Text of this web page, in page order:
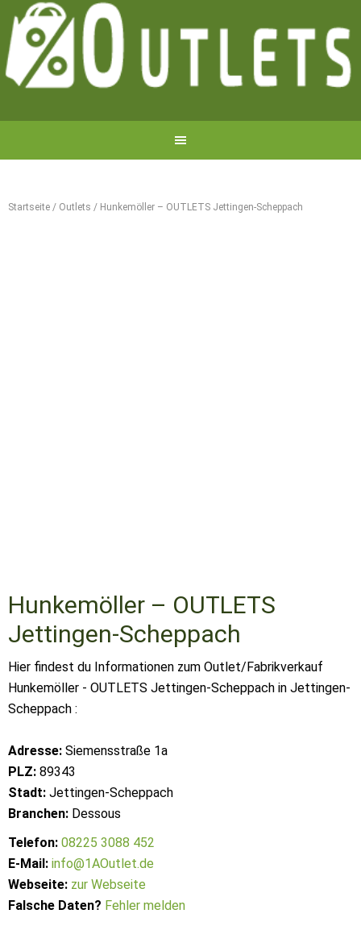
Startseite / Outlets / Hunkemöller – OUTLETS Jettingen-Scheppach
Hunkemöller – OUTLETS
Jettingen-Scheppach
Hier findest du Informationen zum Outlet/Fabrikverkauf
Hunkemöller - OUTLETS Jettingen-Scheppach in Jettingen-
Scheppach :
Adresse: Siemensstraße 1a
PLZ: 89343
Stadt: Jettingen-Scheppach
Branchen: Dessous
Telefon: 08225 3088 452
E-Mail: info@1AOutlet.de
Webseite: zur Webseite
Falsche Daten? Fehler melden